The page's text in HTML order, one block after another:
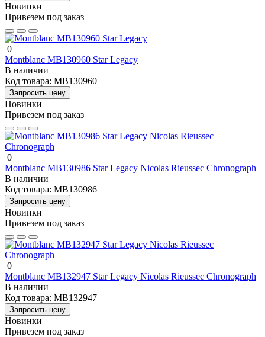
Новинки
Привезем под заказ
0
Montblanc MB130960 Star Legacy
В наличии
Код товара: MB130960
Запросить цену
Новинки
Привезем под заказ
0
Montblanc MB130986 Star Legacy Nicolas Rieussec Chronograph
В наличии
Код товара: MB130986
Запросить цену
Новинки
Привезем под заказ
0
Montblanc MB132947 Star Legacy Nicolas Rieussec Chronograph
В наличии
Код товара: MB132947
Запросить цену
Новинки
Привезем под заказ